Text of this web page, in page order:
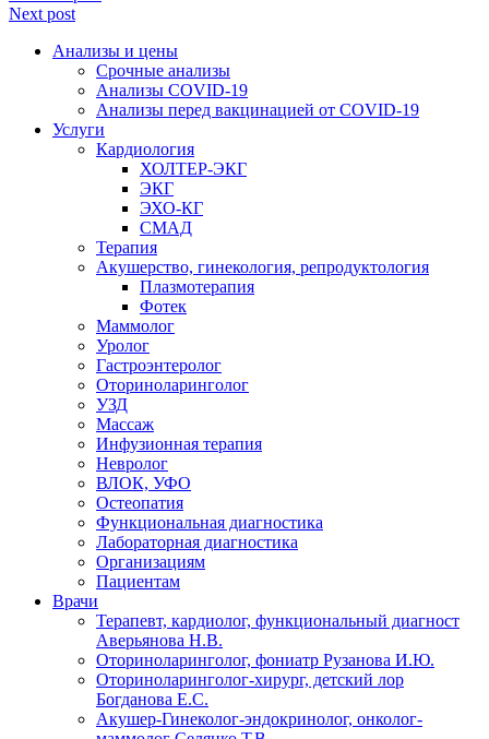
Next post
Анализы и цены
Срочные анализы
Анализы COVID-19
Анализы перед вакцинацией от COVID-19
Услуги
Кардиология
ХОЛТЕР-ЭКГ
ЭКГ
ЭХО-КГ
СМАД
Терапия
Акушерство, гинекология, репродуктология
Плазмотерапия
Фотек
Маммолог
Уролог
Гастроэнтеролог
Оториноларинголог
УЗД
Массаж
Инфузионная терапия
Невролог
ВЛОК, УФО
Остеопатия
Функциональная диагностика
Лабораторная диагностика
Организациям
Пациентам
Врачи
Терапевт, кардиолог, функциональный диагност
Аверьянова Н.В.
Оториноларинголог, фониатр Рузанова И.Ю.
Оториноларинголог-хирург, детский лор
Богданова Е.С.
Акушер-Гинеколог-эндокринолог, онколог-